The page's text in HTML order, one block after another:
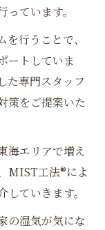
ています。
行うことで、
ートしていま
た専門スタッフ
策をご提案いた
海エリアで増え
MIST工法®によ
ていきます。
の湿気が気にな